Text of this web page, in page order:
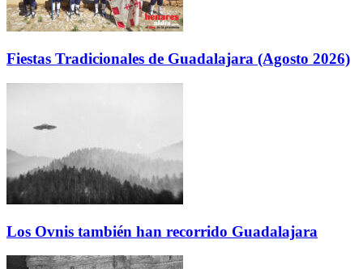
Fiestas Tradicionales de Guadalajara (Agosto 2026)
Los Ovnis también han recorrido Guadalajara